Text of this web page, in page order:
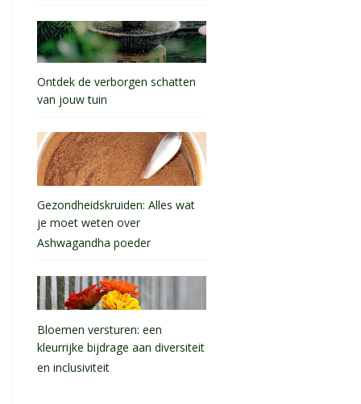
Ontdek de verborgen schatten
van jouw tuin
Gezondheidskruiden: Alles wat
je moet weten over
Ashwagandha poeder
Bloemen versturen: een
kleurrijke bijdrage aan diversiteit
en inclusiviteit